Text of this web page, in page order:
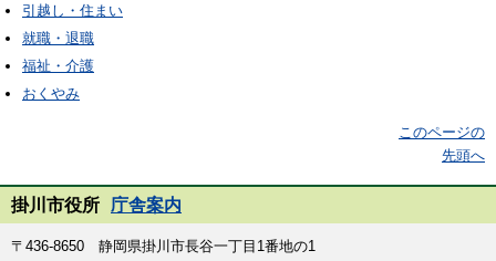
引越し・住まい
就職・退職
福祉・介護
おくやみ
このページの
先頭へ
掛川市役所 庁舎案内
〒436-8650 静岡県掛川市長谷一丁目1番地の1